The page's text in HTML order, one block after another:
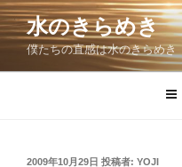
コ
ン
ン
水のきらめき
僕たちの直感は水のきらめ
投
2009年10月29日 投稿者: YOJI